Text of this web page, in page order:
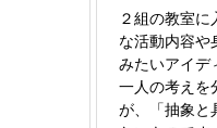
２組の教室
な活動内容や
みたいアイデ
一人の考えを
が、「抽象と